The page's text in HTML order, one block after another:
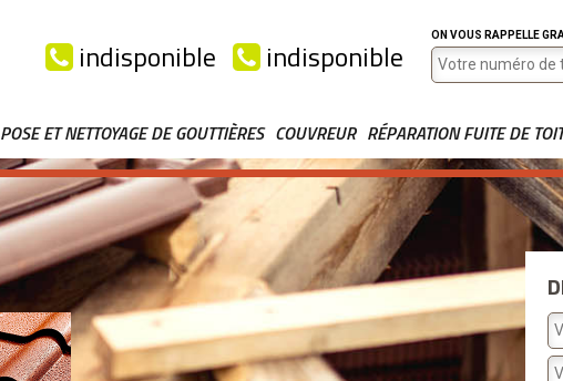
indisponible indisponible
ON VOUS RAPPELLE
POSE ET NETTOYAGE DE GOUTTIÈRES COUVREUR RÉPARATION FUITE DE